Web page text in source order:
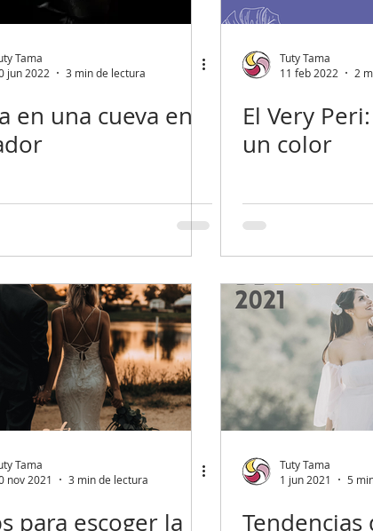
Tama
jun 2022
3 min de lectura
en una cueva en
Tuty Tama
11 feb 2022
2
El Very
un color
Tama
nov 2021
3 min de lectura
para escoger la
Tuty Tama
1 jun 2021
5
Tendencias